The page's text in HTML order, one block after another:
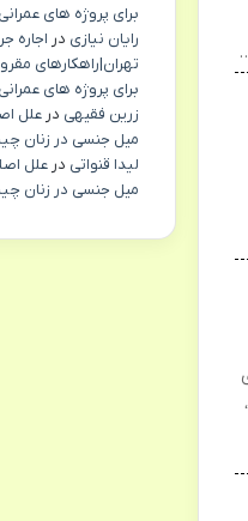
برای پروژه های
رایان نیازی در اجاره
تهران|راهکارهای
برای پروژه های
زرین فقیهی در علل
میل جنسی در زنان
لیدا قنواتی در علل
میل جنسی در زنان